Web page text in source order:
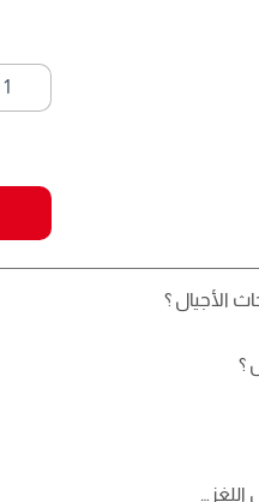
كمية
غزاة
ملف
الأجيال ؟
؟
اللغز…